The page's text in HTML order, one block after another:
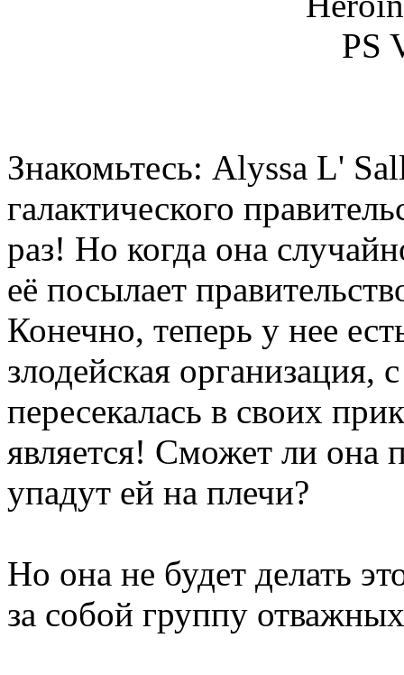
Знакомьтесь: Alyssa L'
галактического
раз! Но когда она
её посылает
Конечно, теперь у нее
злодейская организация,
пересекалась в своих
является! Сможет ли она
упадут ей на плечи?
Но она не будет делать
за собой группу